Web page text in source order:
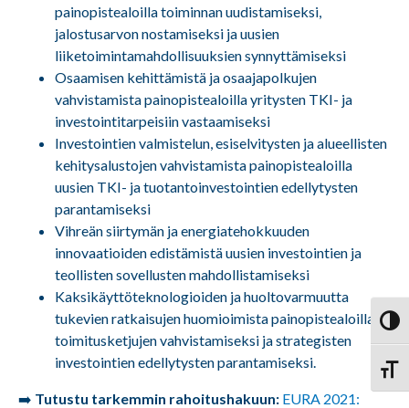
painopistealoilla toiminnan uudistamiseksi,
jalostusarvon nostamiseksi ja uusien
liiketoimintamahdollisuuksien synnyttämiseksi
Osaamisen kehittämistä ja osaajapolkujen
vahvistamista painopistealoilla yritysten TKI- ja
investointitarpeisiin vastaamiseksi
Investointien valmistelun, esiselvitysten ja alueellisten
kehitysalustojen vahvistamista painopistealoilla
uusien TKI- ja tuotantoinvestointien edellytysten
parantamiseksi
Vihreän siirtymän ja energiatehokkuuden
innovaatioiden edistämistä uusien investointien ja
teollisten sovellusten mahdollistamiseksi
Kaksikäyttöteknologioiden ja huoltovarmuutta
tukevien ratkaisujen huomioimista painopistealoilla
toimitusketjujen vahvistamiseksi ja strategisten
investointien edellytysten parantamiseksi.
➡️ Tutustu tarkemmin rahoitushakuun: EURA 2021: